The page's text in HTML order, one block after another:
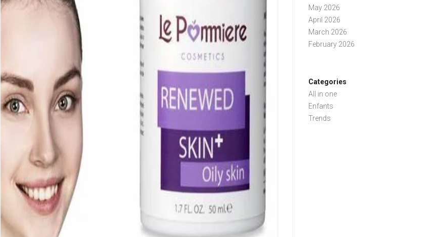
May 2026
April 2026
March 2026
February 2026
Categories
All in one
Enfants
Trends